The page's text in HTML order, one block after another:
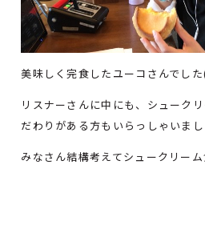
美味しく完食したユーコさんでし
リスナーさんに中にも、シューク
だわりがある方もいらっしゃいまし
みなさん結構考えてシュークリー